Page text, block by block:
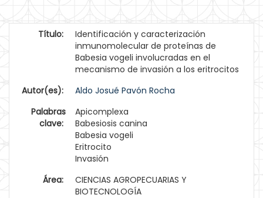
Título:
Identificación y caracterización
inmunomolecular de proteínas de
Babesia vogeli involucradas en el
mecanismo de invasión a los eritrocitos
Autor(es):
Aldo Josué Pavón Rocha
Palabras
clave:
Apicomplexa
Babesiosis canina
Babesia vogeli
Eritrocito
Invasión
Área:
CIENCIAS AGROPECUARIAS Y
BIOTECNOLOGÍA